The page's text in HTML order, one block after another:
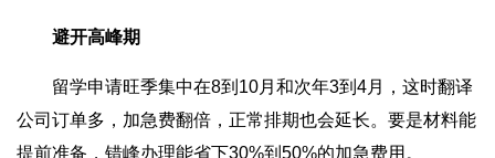
避开高峰期
留学申请旺季集中在8到10月和次年3到4月，这时翻译
公司订单多，加急费翻倍，正常排期也会延长。要是材料能
提前准备，错峰办理能省下30%到50%的加急费用。